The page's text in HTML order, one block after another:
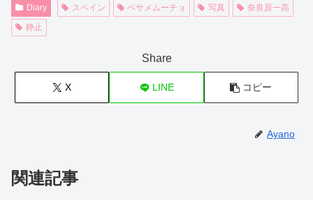
Diary スペイン ベサメムーチョ 写真
奈良原一高
静止
Share
X LINE コピー
Ayano
関連記事